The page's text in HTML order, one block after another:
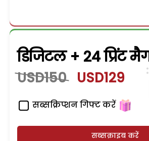
डिजिटल + 24 प्रिंट
USD150 USD129
सब्सक्रिप्शन गिफ्ट करें
सब्सक्राइब करें